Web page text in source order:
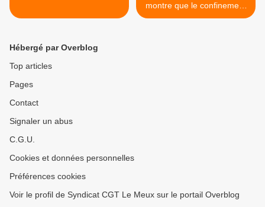
montre que le confinement
n'a aucun impact sur la
Hébergé par Overblog
Top articles
Pages
Contact
Signaler un abus
C.G.U.
Cookies et données personnelles
Préférences cookies
Voir le profil de Syndicat CGT Le Meux sur le portail Overblog